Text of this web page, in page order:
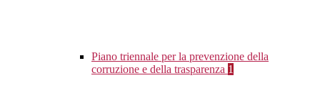
Piano triennale per la prevenzione della
corruzione e della trasparenza 1